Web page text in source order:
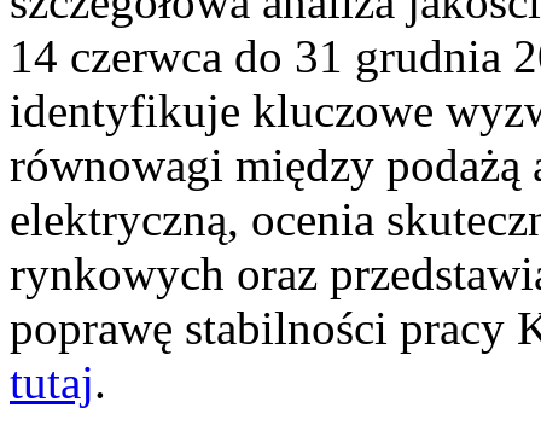
14 czerwca do 31 grudnia
identyfikuje kluczowe
równowagi między podażą
elektryczną, ocenia
rynkowych oraz
poprawę stabilności pracy
tutaj.